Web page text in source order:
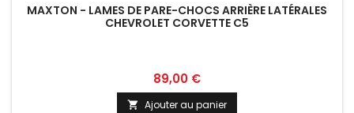
MAXTON - LAMES DE PARE-CHOCS ARRIÈRE LATÉRALES
CHEVROLET CORVETTE C5
Prix
89,00 €
 Ajouter au panier